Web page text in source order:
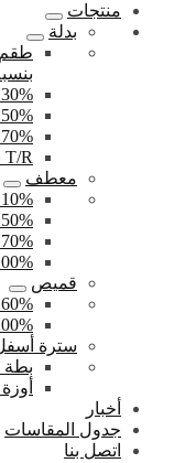
منتجات
بدلة
بنسبة
30% نسيج الصوف
50% نسيج الصوف
70% نسيج الصوف
T/R نسيج بوليستر
معطف
10% نسيج الصوف
50% نسيج الصوف
70% نسيج الصوف
100% نسيج
قميص
60% نسيج القطن
100% نسيج
سترة
أخبار
جدول المقاسات
اتصل بنا